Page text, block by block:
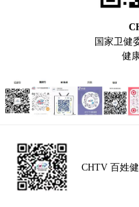
国家卫健
健
CHTV 百姓